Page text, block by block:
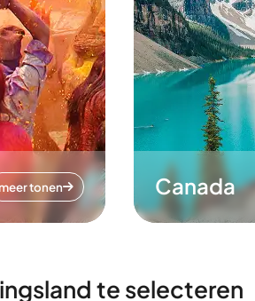
meer tonen Canada
te selecteren